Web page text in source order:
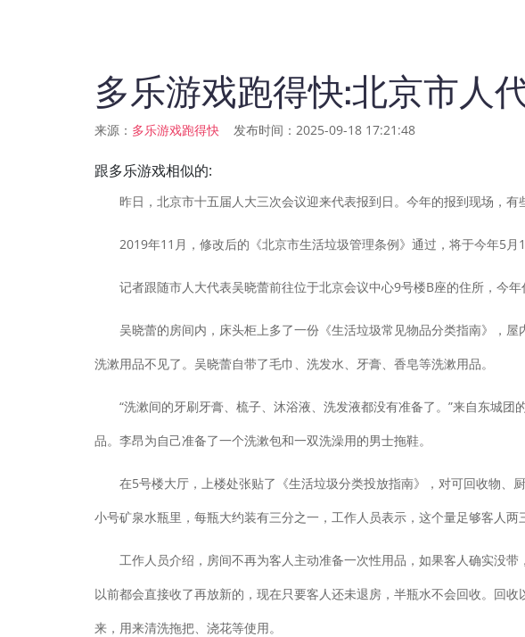
多乐游戏跑得快:北京市人
来源： 多乐游戏跑得快 发布时间：2025-09-18 17:21:48
跟多乐游戏相似的:
昨日，北京市十五届人大三次会议迎来代表报到日。今年的报到现场，有
2019年11月，修改后的《北京市生活垃圾管理条例》通过，将于今年5月1
记者跟随市人大代表吴晓蕾前往位于北京会议中心9号楼B座的住所，今年
吴晓蕾的房间内，床头柜上多了一份《生活垃圾常见物品分类指南》，屋
洗漱用品不见了。吴晓蕾自带了毛巾、洗发水、牙膏、香皂等洗漱用品。
“洗漱间的牙刷牙膏、梳子、沐浴液、洗发液都没有准备了。”来自东城团
品。李昂为自己准备了一个洗漱包和一双洗澡用的男士拖鞋。
在5号楼大厅，上楼处张贴了《生活垃圾分类投放指南》，对可回收物、
小号矿泉水瓶里，每瓶大约装有三分之一，工作人员表示，这个量足够客人两
工作人员介绍，房间不再为客人主动准备一次性用品，如果客人确实没带
以前都会直接收了再放新的，现在只要客人还未退房，半瓶水不会回收。回
来，用来清洗拖把、浇花等使用。